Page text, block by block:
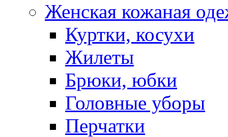
Женская кожаная
Куртки, косухи
Жилеты
Брюки, юбки
Головные уборы
Перчатки